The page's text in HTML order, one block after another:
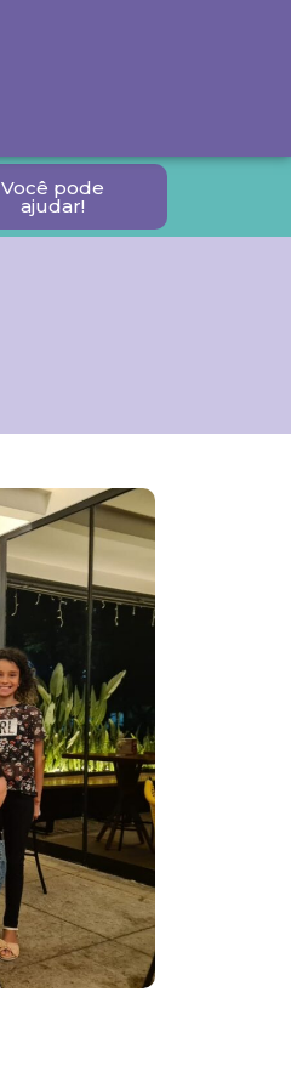
Você pode
ajudar!